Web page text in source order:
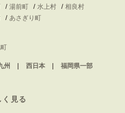
/ 湯前町 / 水上村 / 相良村
/ あさぎり町
州 西日本
福岡県一部
見る